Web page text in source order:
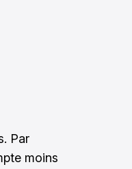
Par
moins